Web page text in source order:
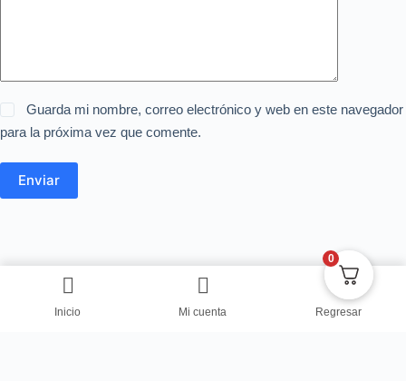
Guarda mi nombre, correo electrónico y web en este navegador
para la próxima vez que comente.
Enviar
Inicio Mi cuenta Regresar
0